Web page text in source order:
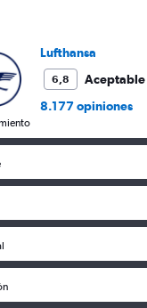
Lufthansa
6,8
Aceptable
8.177 opiniones